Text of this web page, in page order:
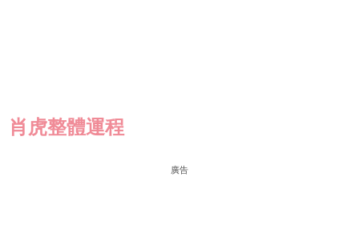
肖虎整體運程
廣告